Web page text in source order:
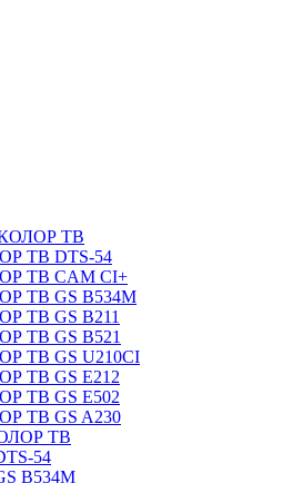
ТВ
ТВ DTS-54
ТВ CAM CI+
ТВ GS B534M
ТВ GS B211
ТВ GS B521
ТВ GS U210CI
ТВ GS E212
ТВ GS E502
ТВ GS A230
ТВ
54
B534M